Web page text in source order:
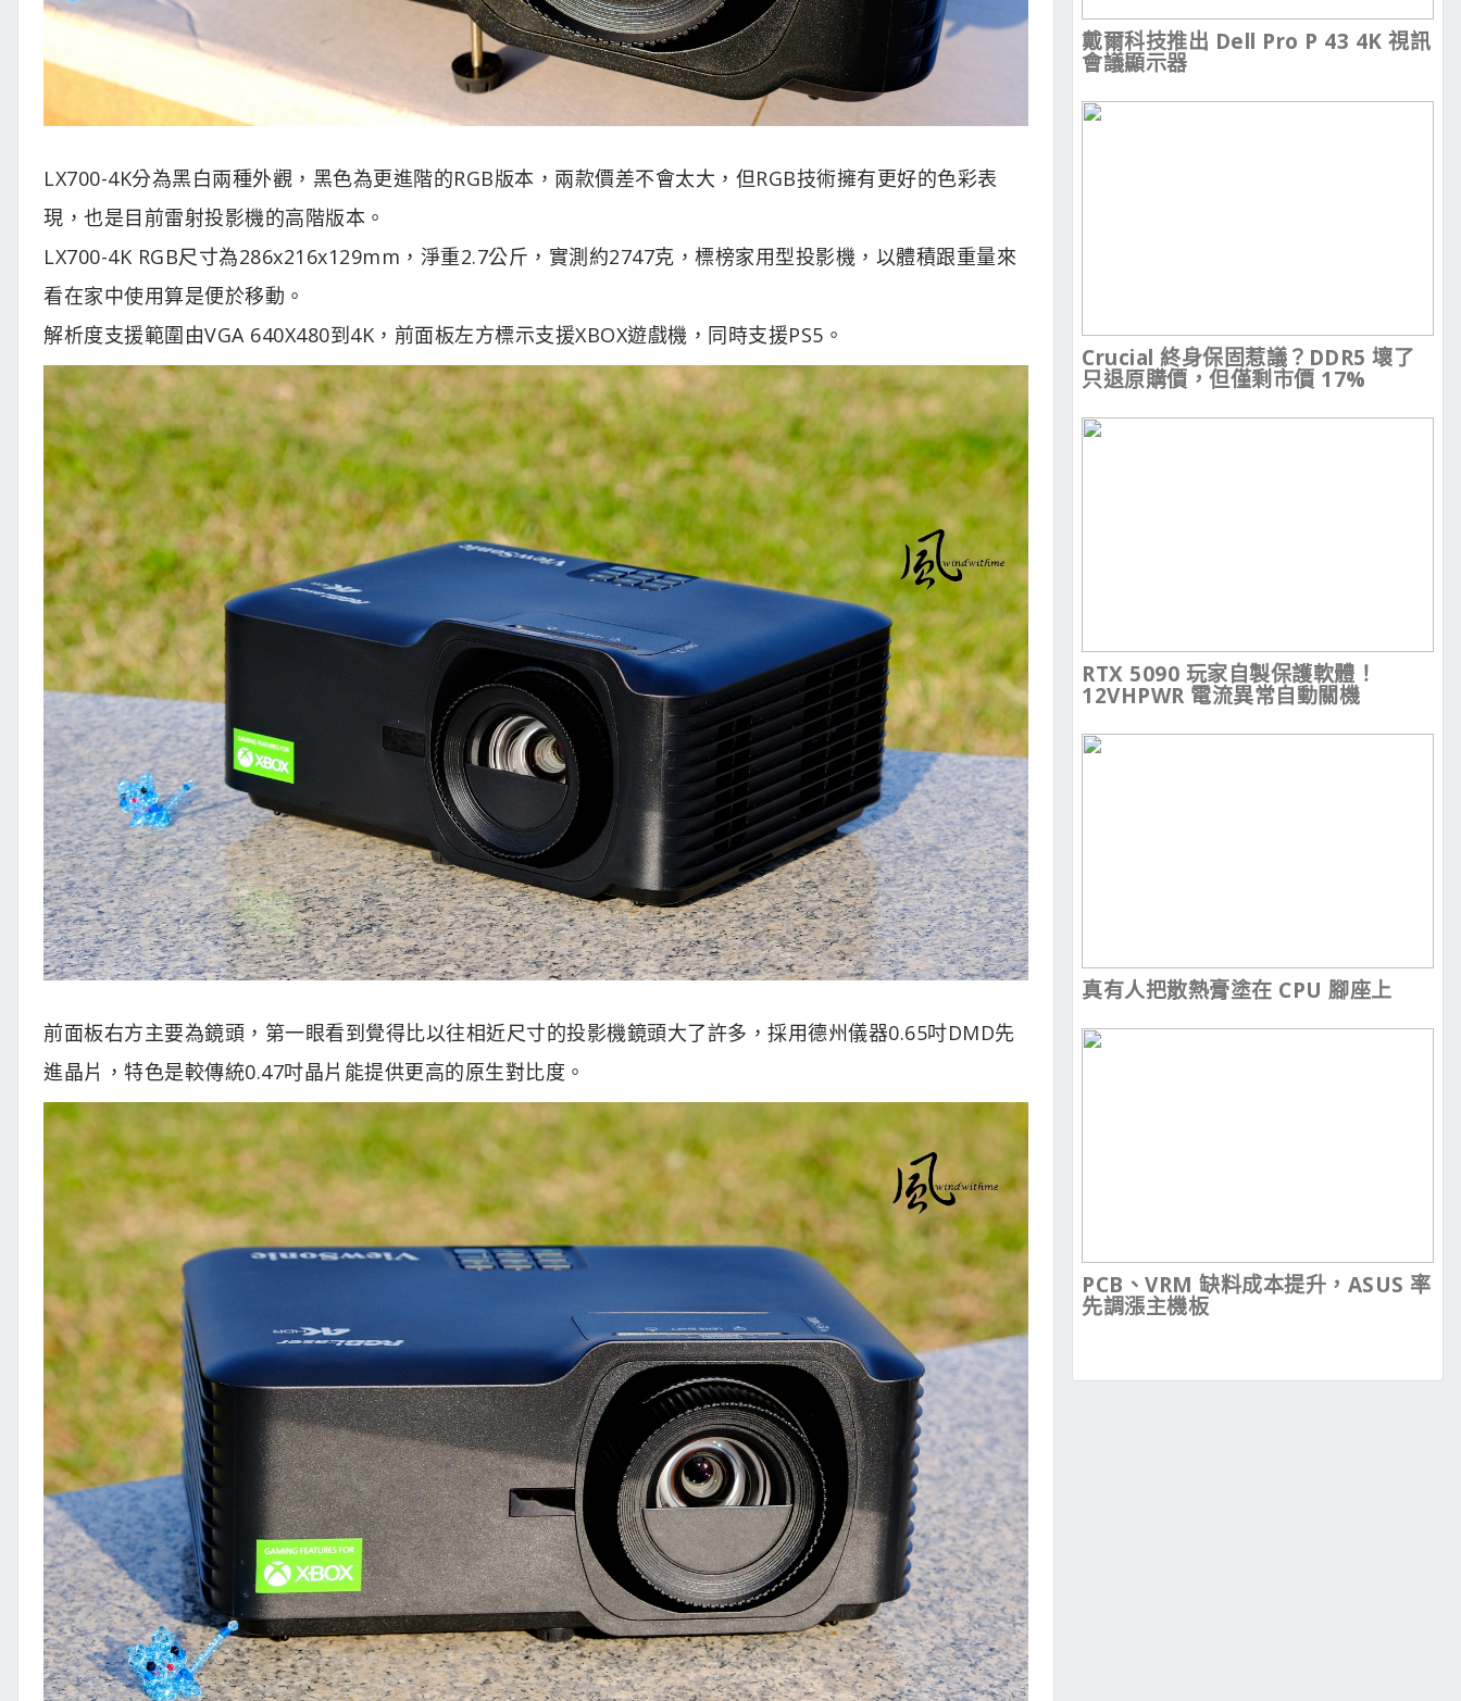
LX700-4K分為黑白兩種外觀，黑色為更進階的RGB版本，兩款價差不會太大，但RGB技術擁有更好的色彩表
現，也是目前雷射投影機的高階版本。
LX700-4K RGB尺寸為286x216x129mm，淨重2.7公斤，實測約2747克，標榜家用型投影機，以體積跟重量來
看在家中使用算是便於移動。
解析度支援範圍由VGA 640X480到4K，前面板左方標示支援XBOX遊戲機，同時支援PS5。
前面板右方主要為鏡頭，第一眼看到覺得比以往相近尺寸的投影機鏡頭大了許多，採用德州儀器0.65吋DMD先
進晶片，特色是較傳統0.47吋晶片能提供更高的原生對比度。
戴爾科技推出 Dell Pro P 43 4K 視訊
會議顯示器
Crucial 終身保固惹議？DDR5 壞了
只退原購價，但僅剩市價 17%
RTX 5090 玩家自製保護軟體！
12VHPWR 電流異常自動關機
真有人把散熱膏塗在 CPU 腳座上
PCB、VRM 缺料成本提升，ASUS 率
先調漲主機板